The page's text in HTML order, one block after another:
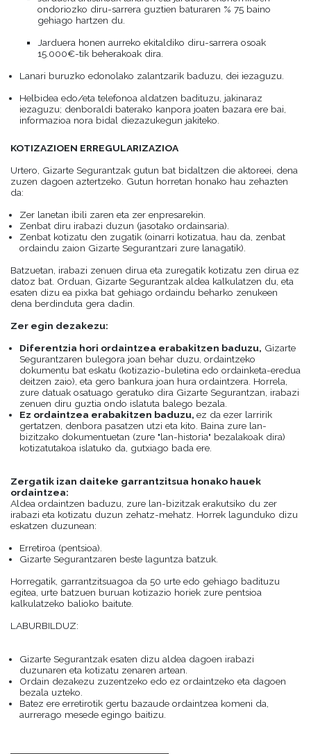
ondoriozko diru-sarrera guztien baturaren % 75 baino
gehiago hartzen du.
Jarduera honen aurreko ekitaldiko diru-sarrera osoak
15.000€-tik beherakoak dira.
Lanari buruzko edonolako zalantzarik baduzu, dei iezaguzu.
Helbidea edo/eta telefonoa aldatzen badituzu, jakinaraz
iezaguzu; denboraldi baterako kanpora joaten bazara ere bai,
informazioa nora bidal diezazukegun jakiteko.
KOTIZAZIOEN ERREGULARIZAZIOA
Urtero, Gizarte Segurantzak gutun bat bidaltzen die aktoreei, dena
zuzen dagoen aztertzeko. Gutun horretan honako hau zehazten
da:
Zer lanetan ibili zaren eta zer enpresarekin.
Zenbat diru irabazi duzun (jasotako ordainsaria).
Zenbat kotizatu den zugatik (oinarri kotizatua, hau da, zenbat
ordaindu zaion Gizarte Segurantzari zure lanagatik).
Batzuetan, irabazi zenuen dirua eta zuregatik kotizatu zen dirua ez
datoz bat. Orduan, Gizarte Segurantzak aldea kalkulatzen du, eta
esaten dizu ea pixka bat gehiago ordaindu beharko zenukeen
dena berdinduta gera dadin.
Zer egin dezakezu:
Diferentzia hori ordaintzea erabakitzen baduzu, Gizarte
Segurantzaren bulegora joan behar duzu, ordaintzeko
dokumentu bat eskatu (kotizazio-buletina edo ordainketa-eredua
deitzen zaio), eta gero bankura joan hura ordaintzera. Horrela,
zure datuak osatuago geratuko dira Gizarte Segurantzan, irabazi
zenuen diru guztia ondo islatuta balego bezala.
Ez ordaintzea erabakitzen baduzu, ez da ezer larririk
gertatzen, denbora pasatzen utzi eta kito. Baina zure lan-
bizitzako dokumentuetan (zure "lan-historia" bezalakoak dira)
kotizatutakoa islatuko da, gutxiago bada ere.
Zergatik izan daiteke garrantzitsua honako hauek
ordaintzea:
Aldea ordaintzen baduzu, zure lan-bizitzak erakutsiko du zer
irabazi eta kotizatu duzun zehatz-mehatz. Horrek lagunduko dizu
eskatzen duzunean:
Erretiroa (pentsioa).
Gizarte Segurantzaren beste laguntza batzuk.
Horregatik, garrantzitsuagoa da 50 urte edo gehiago badituzu
egitea, urte batzuen buruan kotizazio horiek zure pentsioa
kalkulatzeko balioko baitute.
LABURBILDUZ:
Gizarte Segurantzak esaten dizu aldea dagoen irabazi
duzunaren eta kotizatu zenaren artean.
Ordain dezakezu zuzentzeko edo ez ordaintzeko eta dagoen
bezala uzteko.
Batez ere erretirotik gertu bazaude ordaintzea komeni da,
aurrerago mesede egingo baitizu.